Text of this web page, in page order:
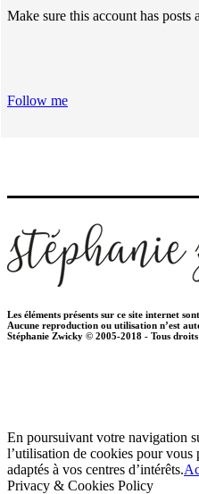
Make sure this account has posts
Follow me
Les éléments présents sur ce site internet
Aucune reproduction ou utilisation n’est
Stéphanie Zwicky © 2005-2018 - Tous
En poursuivant votre navigation
l’utilisation de cookies pour vous
adaptés à vos centres d’intérêts.
Privacy & Cookies Policy